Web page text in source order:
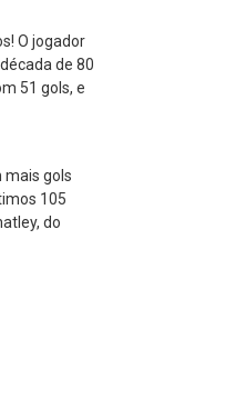
O jogador
de 80
51 gols, e
mais gols
105
do